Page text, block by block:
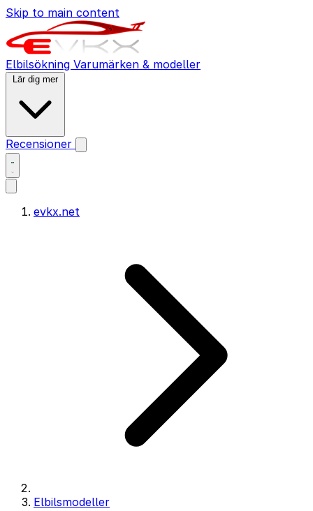
Skip to main content
Elbilsökning Varumärken & modeller
Lär dig mer
Recensioner
evkx.net
Elbilsmodeller